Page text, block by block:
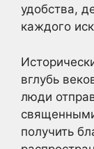
удобства,
каждого
вглубь
люди
получить